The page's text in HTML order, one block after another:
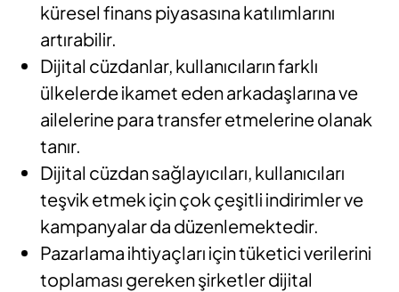
küresel finans piyasasına katılımlarını
artırabilir.
Dijital cüzdanlar, kullanıcıların farklı
ülkelerde ikamet eden arkadaşlarına ve
ailelerine para transfer etmelerine olanak
tanır.
Dijital cüzdan sağlayıcıları, kullanıcıları
teşvik etmek için çok çeşitli indirimler ve
kampanyalar da düzenlemektedir.
Pazarlama ihtiyaçları için tüketici verilerini
toplaması gereken şirketler dijital